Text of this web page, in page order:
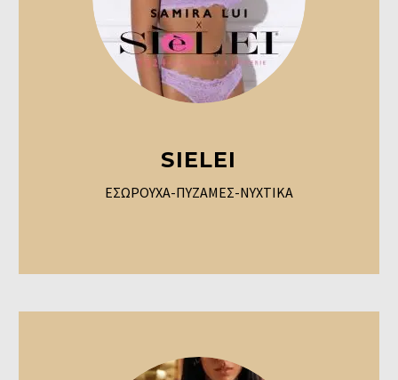
SIELEI
ΕΣΩΡΟΥΧΑ-ΠΥΖΑΜΕΣ-ΝΥΧΤΙΚΑ